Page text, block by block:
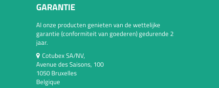
GARANTIE
Al onze producten genieten van de wettelijke
garantie (conformiteit van goederen) gedurende 2
jaar.
Cotubex SA/NV,
Avenue des Saisons, 100
1050 Bruxelles
Belgique